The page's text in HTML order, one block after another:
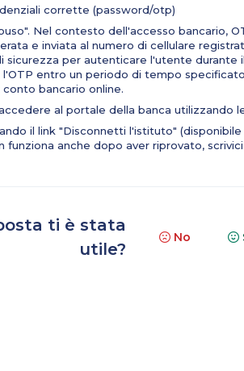
corrette (password/otp)
Nel contesto dell'accesso bancario,
e inviata al numero di cellulare
sicurezza per autenticare l'utente durante
entro un periodo di tempo
bancario online.
al portale della banca utilizzando
il link "Disconnetti l'istituto"
funziona anche dopo aver riprovato,
ti è stata
utile?
No